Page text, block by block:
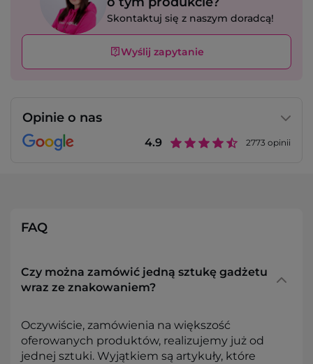
Skontaktuj się z naszym doradcą!
Wyślij zapytanie
Opinie o nas
4.9 2773 opinii
FAQ
Czy można zamówić jedną sztukę gadżetu
wraz ze znakowaniem?
Oczywiście, zamówienia na większość
oferowanych produktów, realizujemy już od
jednej sztuki. Wyjątkiem są artykuły, które